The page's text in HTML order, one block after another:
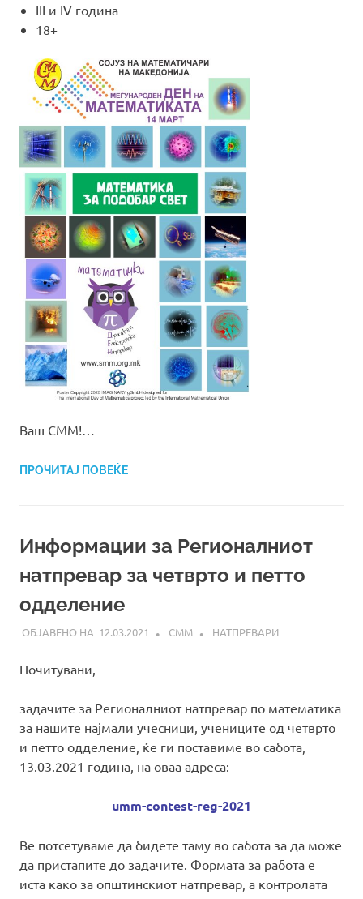
III и IV година
18+
Ваш СММ!…
ПРОЧИТАЈ ПОВЕЌЕ
Информации за Регионалниот
натпревар за четврто и петто
одделение
12.03.2021 СММ НАТПРЕВАРИ
Почитувани,
задачите за Регионалниот натпревар по математика
за нашите најмали учесници, учениците од четврто
и петто одделение, ќе ги поставиме во сабота,
13.03.2021 година, на оваа адреса:
umm-contest-reg-2021
Ве потсетуваме да бидете таму во сабота за да може
да пристапите до задачите. Формата за работа е
иста како за општинскиот натпревар, а контролата